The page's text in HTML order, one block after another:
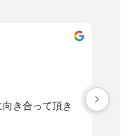
き合って頂き